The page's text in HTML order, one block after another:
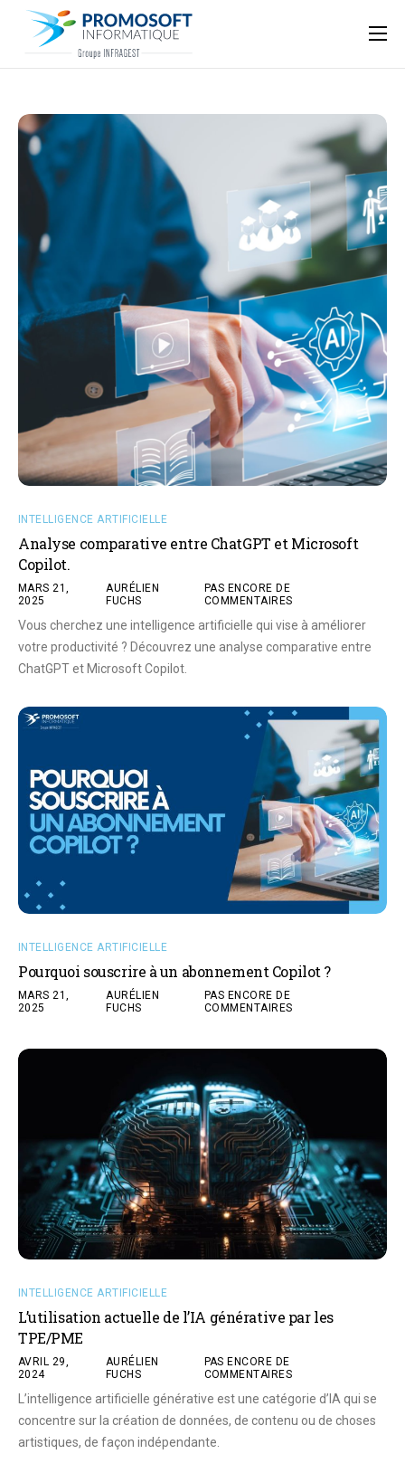
Qui sommes-nous ?
Nos ressources
Support
INTELLIGENCE ARTIFICIELLE
Analyse comparative entre ChatGPT et Microsoft
Copilot.
MARS 21,
2025
AURÉLIEN
FUCHS
PAS ENCORE DE
COMMENTAIRES
Vous cherchez une intelligence artificielle qui vise à améliorer
votre productivité ? Découvrez une analyse comparative entre
ChatGPT et Microsoft Copilot.
INTELLIGENCE ARTIFICIELLE
Pourquoi souscrire à un abonnement Copilot ?
MARS 21,
2025
AURÉLIEN
FUCHS
PAS ENCORE DE
COMMENTAIRES
INTELLIGENCE ARTIFICIELLE
L’utilisation actuelle de l’IA générative par les
TPE/PME
AVRIL 29,
2024
AURÉLIEN
FUCHS
PAS ENCORE DE
COMMENTAIRES
L’intelligence artificielle générative est une catégorie d’IA qui se
concentre sur la création de données, de contenu ou de choses
artistiques, de façon indépendante.